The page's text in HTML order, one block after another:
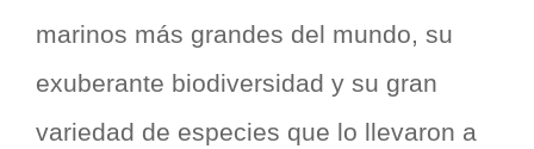
marinos más grandes del mundo, su
exuberante biodiversidad y su gran
variedad de especies que lo llevaron a